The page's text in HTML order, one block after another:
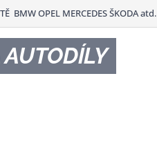
BMW OPEL MERCEDES ŠKODA atd.